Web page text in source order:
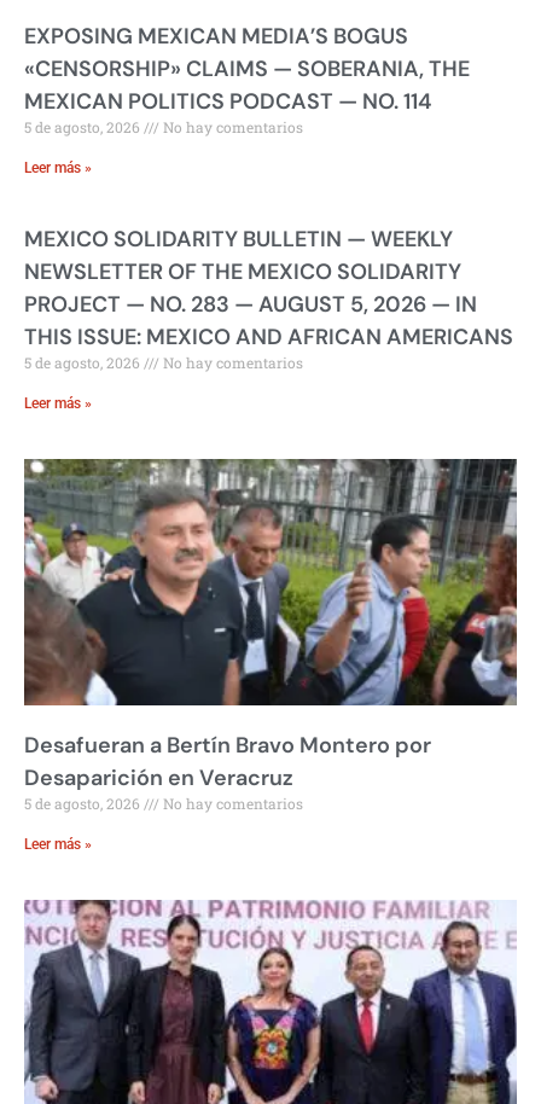
EXPOSING MEXICAN MEDIA’S BOGUS
«CENSORSHIP» CLAIMS — SOBERANIA, THE
MEXICAN POLITICS PODCAST — NO. 114
5 de agosto, 2026 No hay comentarios
Leer más »
MEXICO SOLIDARITY BULLETIN — WEEKLY
NEWSLETTER OF THE MEXICO SOLIDARITY
PROJECT — NO. 283 — AUGUST 5, 2026 — IN
THIS ISSUE: MEXICO AND AFRICAN AMERICANS
5 de agosto, 2026 No hay comentarios
Leer más »
Desafueran a Bertín Bravo Montero por
Desaparición en Veracruz
5 de agosto, 2026 No hay comentarios
Leer más »